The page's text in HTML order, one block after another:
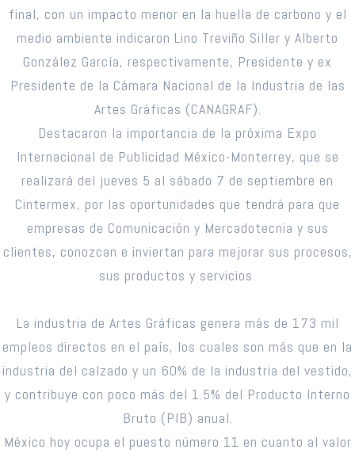
final, con un impacto menor en la huella de carbono y el
medio ambiente indicaron Lino Treviño Siller y Alberto
González García, respectivamente, Presidente y ex
Presidente de la Cámara Nacional de la Industria de las
Artes Gráficas (CANAGRAF).
Destacaron la importancia de la próxima Expo
Internacional de Publicidad México-Monterrey, que se
realizará del jueves 5 al sábado 7 de septiembre en
Cintermex, por las oportunidades que tendrá para que
empresas de Comunicación y Mercadotecnia y sus
clientes, conozcan e inviertan para mejorar sus procesos,
sus productos y servicios.
La industria de Artes Gráficas genera más de 173 mil
empleos directos en el país, los cuales son más que en la
industria del calzado y un 60% de la industria del vestido,
y contribuye con poco más del 1.5% del Producto Interno
Bruto (PIB) anual.
México hoy ocupa el puesto número 11 en cuanto al valor